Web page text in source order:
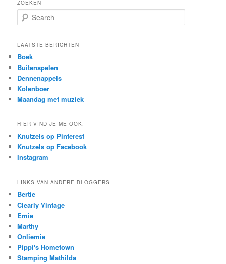
ZOEKEN
e
r
h
LAATSTE BERICHTEN
Boek
Buitenspelen
Dennenappels
Kolenboer
Maandag met muziek
HIER VIND JE ME OOK:
Knutzels op Pinterest
Knutzels op Facebook
Instagram
LINKS VAN ANDERE BLOGGERS
Bertie
Clearly Vintage
Emie
Marthy
Onliemie
Pippi's Hometown
Stamping Mathilda